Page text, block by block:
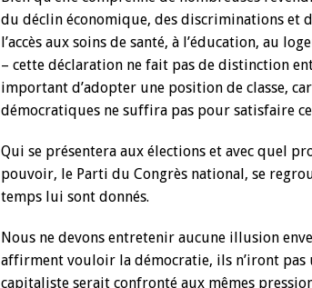
du déclin économique, des discriminations et
l’accès aux soins de santé, à l’éducation, au
– cette déclaration ne fait pas de distinction
important d’adopter une position de classe,
démocratiques ne suffira pas pour satisfaire
Qui se présentera aux élections et avec quel
pouvoir, le Parti du Congrès national, se
temps lui sont donnés.
Nous ne devons entretenir aucune illusion
affirment vouloir la démocratie, ils n’iront
capitaliste serait confronté aux mêmes